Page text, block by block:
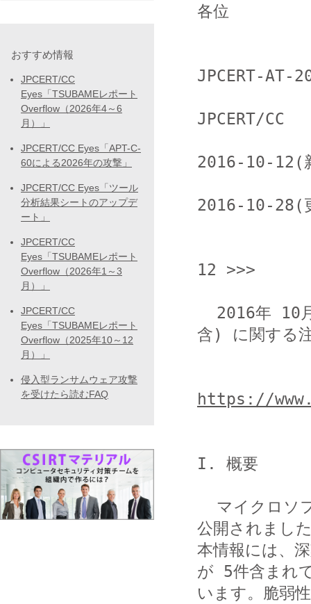
各位
JPCERT-AT-
JPCERT/CC
2016-10-12(
2016-10-28(
12 >>>
含) に関する
https://
I. 概要
公開されまし
本情報には、
が 5件含まれ
います。脆弱
おすすめ情報
JPCERT/CC
Eyes「TSUBAMEレポート
Overflow（2026年4～6
月）」
JPCERT/CC Eyes「APT-C-
60による2026年の攻撃」
JPCERT/CC Eyes「ツール
分析結果シートのアップデ
ート」
JPCERT/CC
Eyes「TSUBAMEレポート
Overflow（2026年1～3
月）」
JPCERT/CC
Eyes「TSUBAMEレポート
Overflow（2025年10～12
月）」
侵入型ランサムウェア攻撃
を受けたら読むFAQ